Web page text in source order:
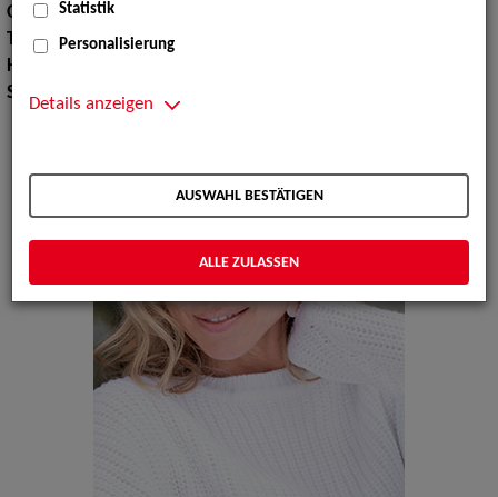
Oberweite:81
Taille:
68
Hüfte:
Schuhgröße:
39
Statistik
Personalisierung
Details anzeigen
AUSWAHL BESTÄTIGEN
ALLE ZULASSEN